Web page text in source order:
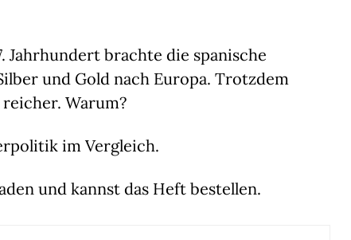
Jahrhundert brachte die spanische
und Gold nach Europa. Trotzdem
Warum?
im Vergleich.
und kannst das Heft bestellen.